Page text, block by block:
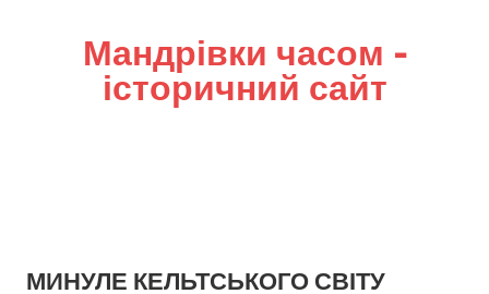
Мандрівки часом –
історичний сайт
МИНУЛЕ КЕЛЬТСЬКОГО СВІТУ